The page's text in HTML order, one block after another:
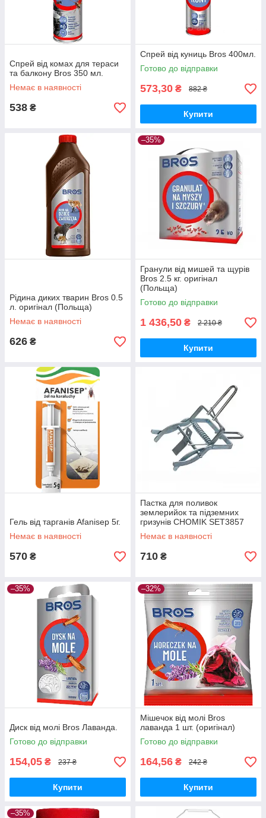
Спрей від комах для тераси
та балкону Bros 350 мл.
Немає в наявності
538 ₴
Спрей від куниць Bros 400мл.
Готово до відправки
573,30 ₴ 882 ₴
Купити
Рідина диких тварин Bros 0.5
л. оригінал (Польща)
Немає в наявності
626 ₴
–35%
Гранули від мишей та щурів
Bros 2.5 кг. оригінал
(Польща)
Готово до відправки
1 436,50 ₴ 2 210 ₴
Купити
Гель від тарганів Afanisep 5г.
Немає в наявності
570 ₴
Пастка для поливок
землерийок та підземних
гризунів CHOMIK SET3857
Немає в наявності
710 ₴
–35%
Диск від молі Bros Лаванда.
Готово до відправки
154,05 ₴ 237 ₴
Купити
–32%
Мішечок від молі Bros
лаванда 1 шт. (оригінал)
Готово до відправки
164,56 ₴ 242 ₴
Купити
–35%